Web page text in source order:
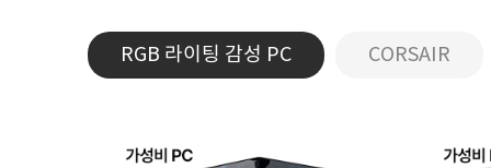
RGB 라이팅 감성 PC CORSAIR